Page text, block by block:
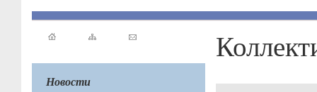
Новости